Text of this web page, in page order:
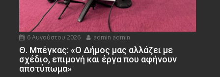
6 Αυγούστου 2026 admin admin
Θ. Μπέγκας: «Ο Δήμος μας αλλάζει με
σχέδιο, επιμονή και έργα που αφήνουν
αποτύπωμα»